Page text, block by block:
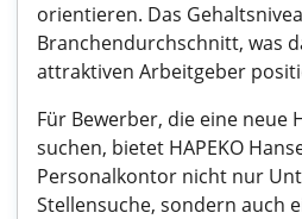
orientieren. Das
Branchendurchschnitt, was
attraktiven Arbeitgeber
Für Bewerber, die eine neue
suchen, bietet HAPEKO
Personalkontor nicht nur
Stellensuche, sondern auch